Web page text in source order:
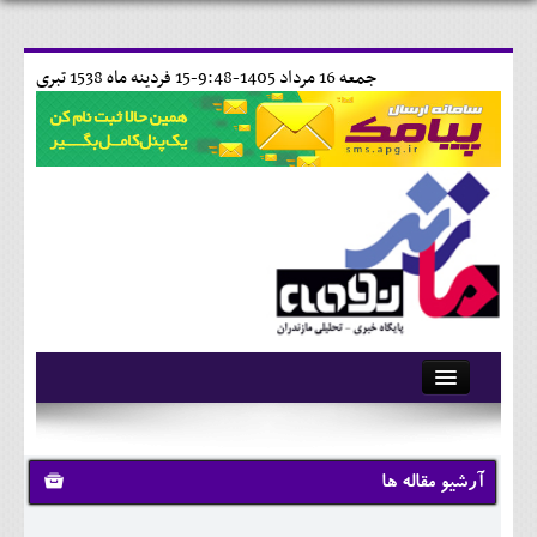
15 فردينه ماه 1538 تبری جمعه 16 مرداد 1405-9:48-
آرشیو
تماس با ما
وبلاگ
آرشیو مقاله ها